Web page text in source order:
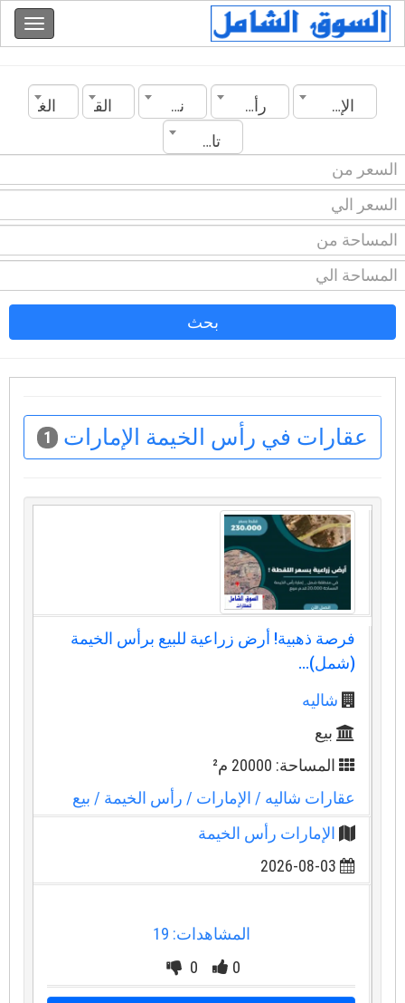
الإمارات رأس الخيمة نوع العقار القسم
الغرف
تاريخ الانشاء
بحث
عقارات في رأس الخيمة الإمارات 1
فرصة ذهبية! أرض زراعية للبيع برأس الخيمة
(شمل)...
شاليه
بيع
المساحة: 20000 م²
عقارات شاليه/ الإمارات/ رأس الخيمة/ بيع
الإمارات رأس الخيمة
2026-08-03
المشاهدات: 19
0
0